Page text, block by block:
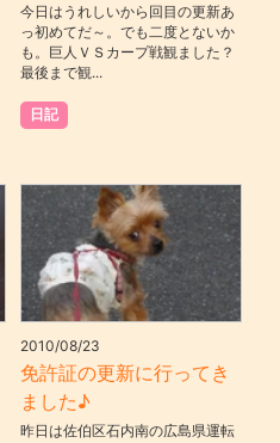
今日はうれしいから回目の更新あ
っ初めてだ～。でも二度とないか
も。巨人ＶＳカープ戦観ました？
最後まで観...
日記
2010/08/23
免許証の更新に行ってき
ました♪
昨日は佐伯区石内南の広島県運転